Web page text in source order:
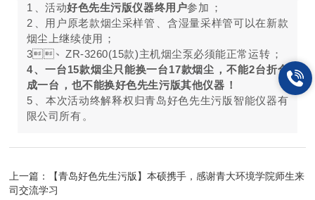
1、活动好色先生污版仪器终用户参加；
2、用户原老款烟尘采样管、含湿量采样管可以在新款
烟尘上继续使用；
3、ZR-3260(15款)主机烟尘泵必须能正常运转；
4、一台15款烟尘只能换一台17款烟尘，不能2台折合
成一台，也不能换好色先生污版其他仪器！
5、本次活动终解释权归青岛好色先生污版智能仪器有
限公司所有。
上一篇：
【青岛好色先生污版】本硕携手，感谢青大环境学院师生来
司交流学习